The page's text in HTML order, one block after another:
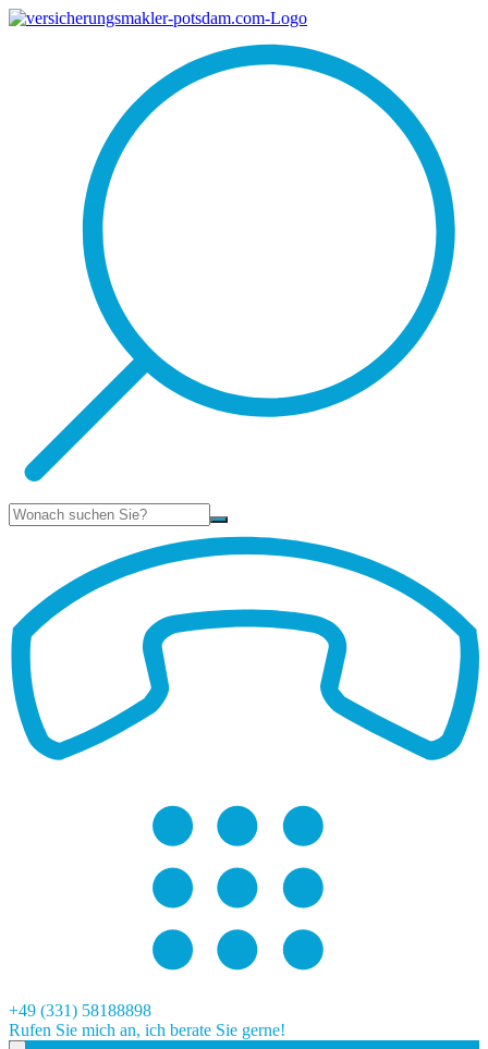
Suche
+49 (331) 58188898
Rufen Sie mich an, ich berate Sie gerne!